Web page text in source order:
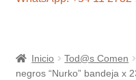
Fondo AC
Inicio Tod@s Comen
negros “Nurko” bandeja x